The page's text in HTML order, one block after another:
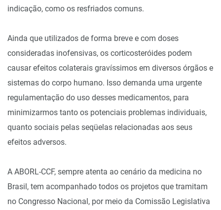
indicação, como os resfriados comuns.
Ainda que utilizados de forma breve e com doses
consideradas inofensivas, os corticosteróides podem
causar efeitos colaterais gravíssimos em diversos órgãos e
sistemas do corpo humano. Isso demanda uma urgente
regulamentação do uso desses medicamentos, para
minimizarmos tanto os potenciais problemas individuais,
quanto sociais pelas seqüelas relacionadas aos seus
efeitos adversos.
A ABORL-CCF, sempre atenta ao cenário da medicina no
Brasil, tem acompanhado todos os projetos que tramitam
no Congresso Nacional, por meio da Comissão Legislativa